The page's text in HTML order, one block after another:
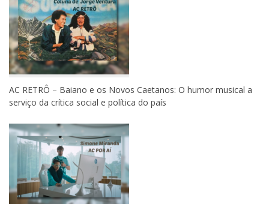
AC RETRÔ – Baiano e os Novos Caetanos: O humor musical a
serviço da crítica social e política do país